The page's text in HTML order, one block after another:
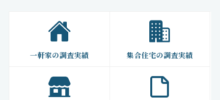
一軒家の調査実績 集合住宅の調査実績